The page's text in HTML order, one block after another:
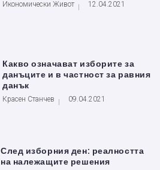
Икономически Живот 12.04.2021
Какво означават изборите за
данъците и в частност за равния
данък
Красен Станчев 09.04.2021
След изборния ден: реалността
на належащите решения